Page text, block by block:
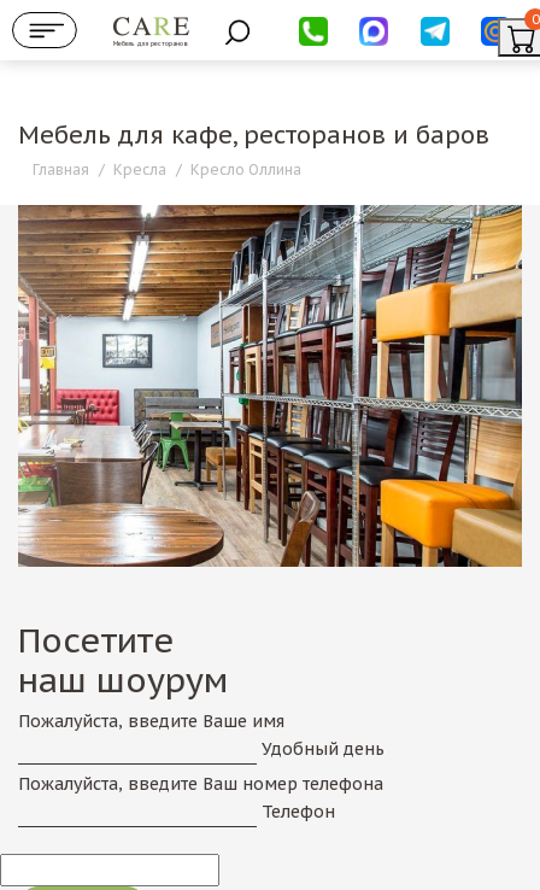
Мебель для ресторанов
0
Мебель для кафе, ресторанов и баров
Главная / Кресла / Кресло Оллина
Посетите
наш шоурум
Пожалуйста, введите Ваше имя
Удобный день
Пожалуйста, введите Ваш номер телефона
Телефон